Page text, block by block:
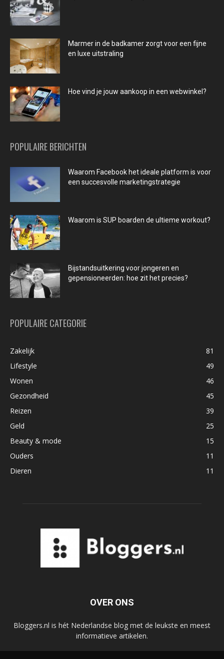
Marmer in de badkamer zorgt voor een fijne
en luxe uitstraling
Hoe vind je jouw aankoop in een webwinkel?
POPULAIRE BERICHTEN
Waarom Facebook het ideale platform is voor
een succesvolle marketingstrategie
Waarom is SUP boarden de ultieme workout?
Bijstandsuitkering voor jongeren en
gepensioneerden: hoe zit het precies?
POPULAIRE CATEGORIE
Zakelijk
81
Lifestyle
49
Wonen
46
Gezondheid
45
Reizen
39
Geld
25
Beauty & mode
15
Ouders
11
Dieren
11
OVER ONS
Bloggers.nl is hét Nederlandse blog met de leukste en meest
informatieve artikelen.